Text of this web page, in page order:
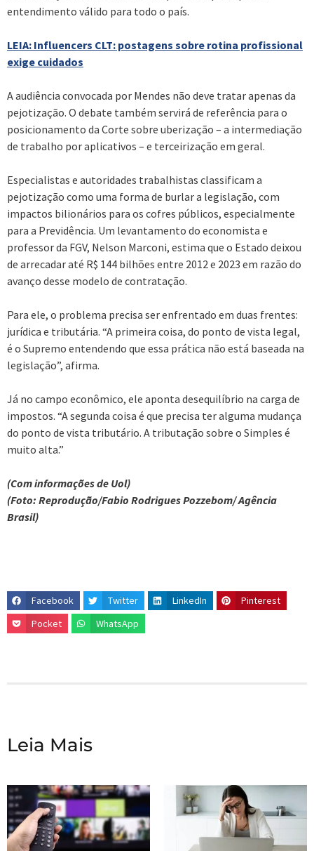
entendimento válido para todo o país.
LEIA: Influencers CLT: postagens sobre rotina profissional
exige cuidados
A audiência convocada por Mendes não deve tratar apenas da
pejotização. O debate também servirá de referência para o
posicionamento da Corte sobre uberização – a intermediação
de trabalho por aplicativos – e terceirização em geral.
Especialistas e autoridades trabalhistas classificam a
pejotização como uma forma de burlar a legislação, com
impactos bilionários para os cofres públicos, especialmente
para a Previdência. Um levantamento do economista e
professor da FGV, Nelson Marconi, estima que o Estado deixou
de arrecadar até R$ 144 bilhões entre 2012 e 2023 em razão do
avanço desse modelo de contratação.
Para ele, o problema precisa ser enfrentado em duas frentes:
jurídica e tributária. “A primeira coisa, do ponto de vista legal,
é o Supremo entendendo que essa prática não está baseada na
legislação”, afirma.
Já no campo econômico, ele aponta desequilíbrio na carga de
impostos. “A segunda coisa é que precisa ter alguma mudança
do ponto de vista tributário. A tributação sobre o Simples é
muito alta.”
(Com informações de Uol)
(Foto: Reprodução/Fabio Rodrigues Pozzebom/ Agência
Brasil)
Facebook Twitter LinkedIn
Pinterest
Pocket
WhatsApp
Leia Mais